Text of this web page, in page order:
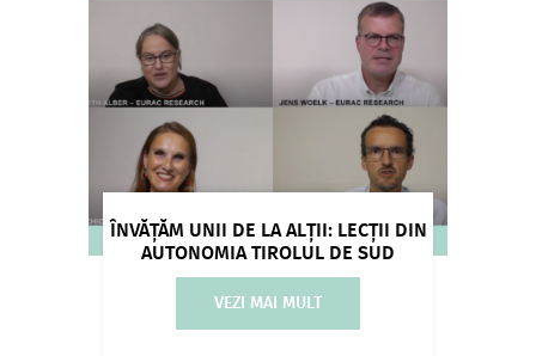
ÎNVĂȚĂM UNII DE LA ALȚII: LECȚII DIN
AUTONOMIA TIROLUL DE SUD
VEZI MAI MULT